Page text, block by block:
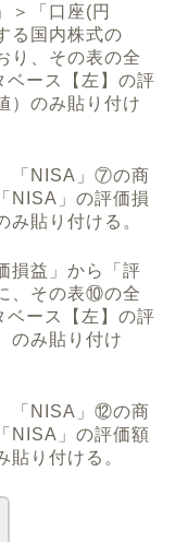
＞「口座(円
る国内株式の
り、その表の全
ベース【左】の評
）のみ貼り付け
「NISA」⑦の商
NISA」の評価損
貼り付ける。
損益」から「評
、その表⑩の全
ベース【左】の評
のみ貼り付け
「NISA」⑫の商
NISA」の評価額
り付ける。